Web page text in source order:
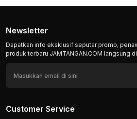
Newsletter
Dapatkan info eksklusif seputar promo,
produk terbaru JAMTANGAN.COM langsung
Customer Service